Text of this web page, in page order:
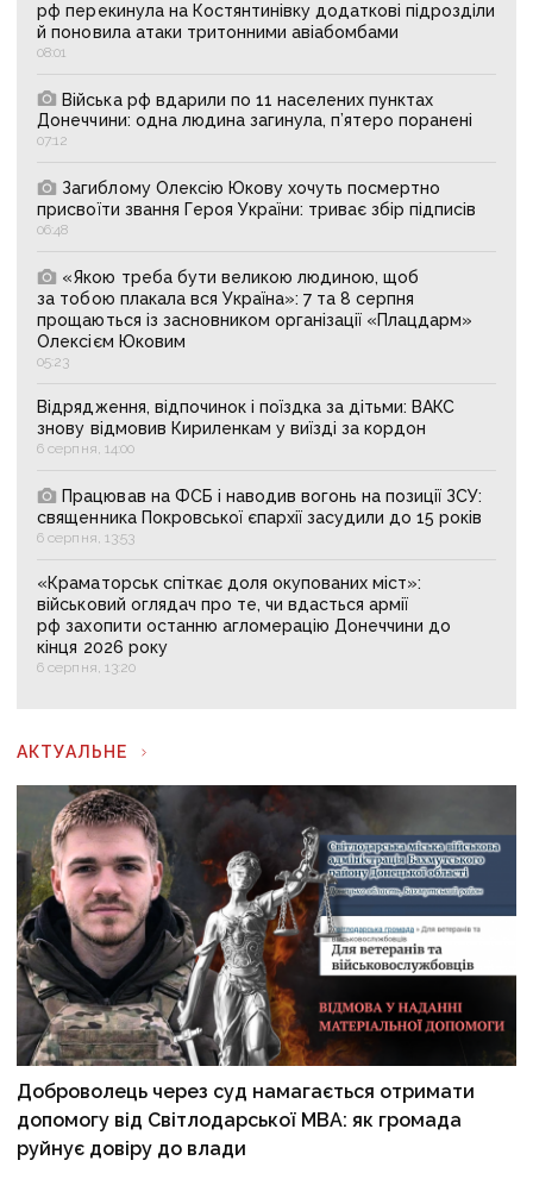
рф перекинула на Костянтинівку додаткові підрозділи
й поновила атаки тритонними авіабомбами
08:01
Війська рф вдарили по 11 населених пунктах
Донеччини: одна людина загинула, п’ятеро поранені
07:12
Загиблому Олексію Юкову хочуть посмертно
присвоїти звання Героя України: триває збір підписів
06:48
«Якою треба бути великою людиною, щоб
за тобою плакала вся Україна»: 7 та 8 серпня
прощаються із засновником організації «Плацдарм»
Олексієм Юковим
05:23
Відрядження, відпочинок і поїздка за дітьми: ВАКС
знову відмовив Кириленкам у виїзді за кордон
6 серпня, 14:00
Працював на ФСБ і наводив вогонь на позиції ЗСУ:
священника Покровської єпархії засудили до 15 років
6 серпня, 13:53
«Краматорськ спіткає доля окупованих міст»:
військовий оглядач про те, чи вдасться армії
рф захопити останню агломерацію Донеччини до
кінця 2026 року
6 серпня, 13:20
АКТУАЛЬНЕ
Доброволець через суд намагається отримати
допомогу від Світлодарської МВА: як громада
руйнує довіру до влади